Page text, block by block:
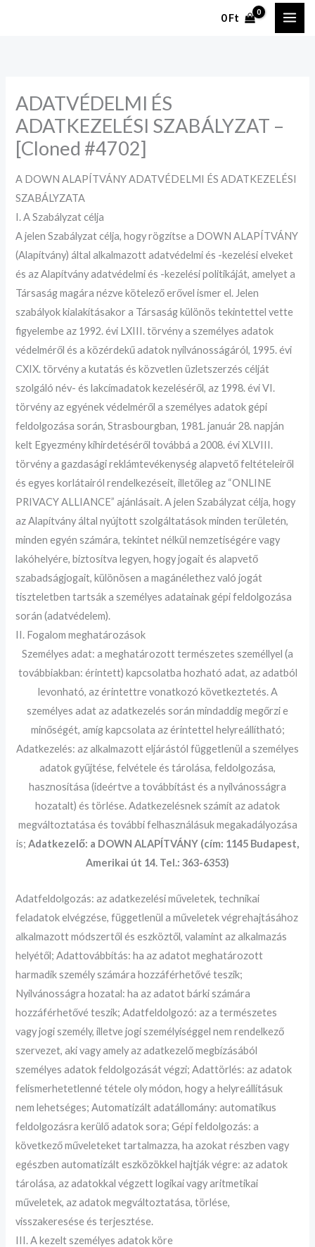
0Ft
ADATVÉDELMI ÉS
ADATKEZELÉSI SZABÁLYZAT –
[Cloned #4702]
A DOWN ALAPÍTVÁNY ADATVÉDELMI ÉS ADATKEZELÉSI
SZABÁLYZATA
I. A Szabályzat célja
A jelen Szabályzat célja, hogy rögzítse a DOWN ALAPÍTVÁNY
(Alapítvány) által alkalmazott adatvédelmi és -kezelési elveket
és az Alapítvány adatvédelmi és -kezelési politikáját, amelyet a
Társaság magára nézve kötelező erővel ismer el. Jelen
szabályok kialakításakor a Társaság különös tekintettel vette
figyelembe az 1992. évi LXIII. törvény a személyes adatok
védelméről és a közérdekű adatok nyilvánosságáról, 1995. évi
CXIX. törvény a kutatás és közvetlen üzletszerzés célját
szolgáló név- és lakcímadatok kezeléséről, az 1998. évi VI.
törvény az egyének védelméről a személyes adatok gépi
feldolgozása során, Strasbourgban, 1981. január 28. napján
kelt Egyezmény kihirdetéséről továbbá a 2008. évi XLVIII.
törvény a gazdasági reklámtevékenység alapvető feltételeiről
és egyes korlátairól rendelkezéseit, illetőleg az “ONLINE
PRIVACY ALLIANCE” ajánlásait. A jelen Szabályzat célja, hogy
az Alapítvány által nyújtott szolgáltatások minden területén,
minden egyén számára, tekintet nélkül nemzetiségére vagy
lakóhelyére, biztosítva legyen, hogy jogait és alapvető
szabadságjogait, különösen a magánélethez való jogát
tiszteletben tartsák a személyes adatainak gépi feldolgozása
során (adatvédelem).
II. Fogalom meghatározások
Személyes adat: a meghatározott természetes személlyel (a
továbbiakban: érintett) kapcsolatba hozható adat, az adatból
levonható, az érintettre vonatkozó következtetés. A
személyes adat az adatkezelés során mindaddig megőrzi e
minőségét, amíg kapcsolata az érintettel helyreállítható;
Adatkezelés: az alkalmazott eljárástól függetlenül a személyes
adatok gyűjtése, felvétele és tárolása, feldolgozása,
hasznosítása (ideértve a továbbítást és a nyilvánosságra
hozatalt) és törlése. Adatkezelésnek számít az adatok
megváltoztatása és további felhasználásuk megakadályozása
is; Adatkezelő: a DOWN ALAPÍTVÁNY (cím: 1145 Budapest,
Amerikai út 14. Tel.: 363-6353)
Adatfeldolgozás: az adatkezelési műveletek, technikai
feladatok elvégzése, függetlenül a műveletek végrehajtásához
alkalmazott módszertől és eszköztől, valamint az alkalmazás
helyétől; Adattovábbítás: ha az adatot meghatározott
harmadik személy számára hozzáférhetővé teszik;
Nyilvánosságra hozatal: ha az adatot bárki számára
hozzáférhetővé teszik; Adatfeldolgozó: az a természetes
vagy jogi személy, illetve jogi személyiséggel nem rendelkező
szervezet, aki vagy amely az adatkezelő megbízásából
személyes adatok feldolgozását végzi; Adattörlés: az adatok
felismerhetetlenné tétele oly módon, hogy a helyreállításuk
nem lehetséges; Automatizált adatállomány: automatikus
feldolgozásra kerülő adatok sora; Gépi feldolgozás: a
következő műveleteket tartalmazza, ha azokat részben vagy
egészben automatizált eszközökkel hajtják végre: az adatok
tárolása, az adatokkal végzett logikai vagy aritmetikai
műveletek, az adatok megváltoztatása, törlése,
visszakeresése és terjesztése.
III. A kezelt személyes adatok köre